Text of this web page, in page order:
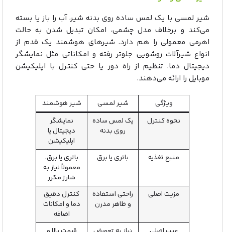
شیر لمسی با یک لمس ساده روی بدنه شیر، آب را باز یا بسته
می‌کند و برخلاف مدل چشمی، امکان تبدیل شدن به حالت
اهرمی معمولی را هم دارد. شیرهای هوشمند یک قدم از
انواع شیرآلات روشویی جلوتر رفته و امکاناتی مثل نمایشگر
دیجیتال دما، تنظیم از راه دور یا حتی کنترل با اپلیکیشن
موبایل را ارائه می‌دهند.
ویژگی شیر لمسی
شیر هوشمند
نحوه کنترل
یک لمس ساده
روی بدنه
نمایشگر
دیجیتال یا
اپلیکیشن
منبع تغذیه
باتری یا برق
باتری یا برق،
معمولاً نیاز به
شارژ مکرر
مزیت اصلی
راحتی استفاده
و ظاهر مدرن
کنترل دقیق
دما و امکانات
اضافه